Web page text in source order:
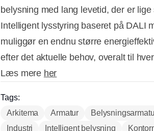
belysning med lang levetid, der er
Intelligent lysstyring baseret på DALI
muliggør en endnu større
efter det aktuelle behov, overalt til
Læs mere her
Tags:
Arkitema
Armatur
Industri
Intelligent belysning